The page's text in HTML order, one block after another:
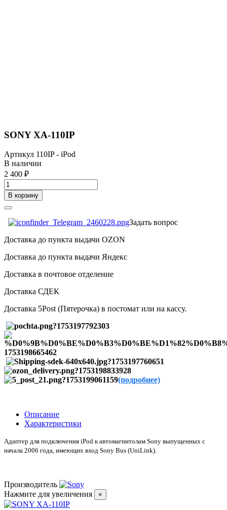
SONY XA-110IP
Артикул 110IP - iPod
В наличии
2 400 ₽
В корзину
Задать вопрос
Доставка до пункта выдачи OZON
Доставка до пункта выдачи Яндекс
Доставка в почтовое отделение
Доставка СДЕК
Доставка 5Post (Пятерочка) в постомат или на кассу.
(подробнее)
Описание
Характеристики
Адаптер для подключения iPod к автомагнитолам Sony выпущенных с
начала 2006 года, имеющих вход Sony Bus (UniLink).
Производитель
Нажмите для увеличения
×